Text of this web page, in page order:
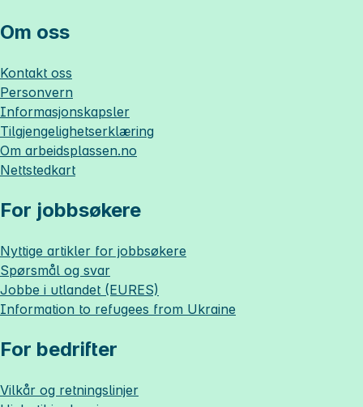
Om oss
Kontakt oss
Personvern
Informasjonskapsler
Tilgjengelighetserklæring
Om arbeidsplassen.no
Nettstedkart
For jobbsøkere
Nyttige artikler for jobbsøkere
Spørsmål og svar
Jobbe i utlandet (EURES)
Information to refugees from Ukraine
For bedrifter
Vilkår og retningslinjer